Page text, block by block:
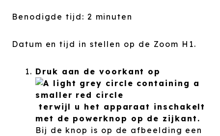
Benodigde tijd: 2 minuten
Datum en tijd in stellen op de Zoom H1.
Druk aan de voorkant op
terwijl u het apparaat inschakelt
met de powerknop op de zijkant.
Bij de knop is op de afbeelding een